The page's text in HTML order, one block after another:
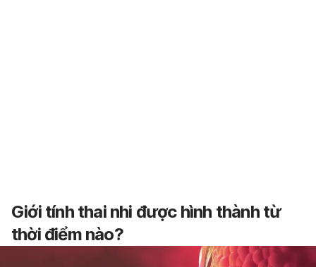
Giới tính thai nhi được hình thành từ
thời điểm nào?